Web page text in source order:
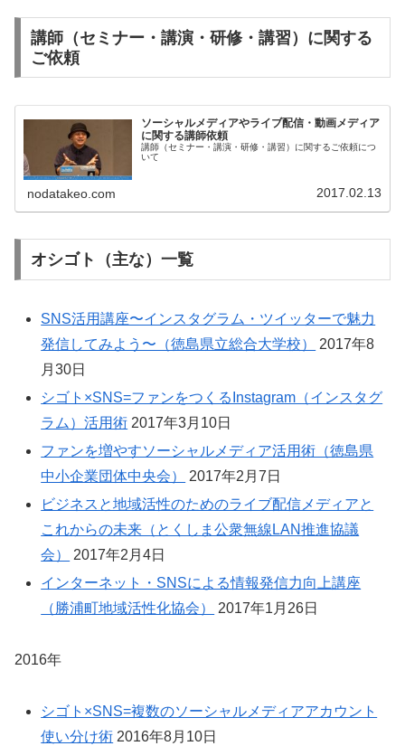
講師（セミナー・講演・研修・講習）に関する
ご依頼
ソーシャルメディアやライブ配信・動画メディア
に関する講師依頼
講師（セミナー・講演・研修・講習）に関するご依頼につ
いて
nodatakeo.com 2017.02.13
オシゴト（主な）一覧
SNS活用講座〜インスタグラム・ツイッターで魅力
発信してみよう〜（徳島県立総合大学校）
2017年8
月30日
シゴト×SNS=ファンをつくるInstagram（インスタグ
ラム）活用術 2017年3月10日
ファンを増やすソーシャルメディア活用術（徳島県
中小企業団体中央会）
2017年2月7日
ビジネスと地域活性のためのライブ配信メディアと
これからの未来（とくしま公衆無線LAN推進協議
会）
2017年2月4日
インターネット・SNSによる情報発信力向上講座
（勝浦町地域活性化協会）
2017年1月26日
2016年
シゴト×SNS=複数のソーシャルメディアアカウント
使い分け術 2016年8月10日